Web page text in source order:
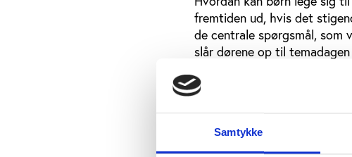
Samtykke
fremtiden ud, hvis det
de centrale spørgsmål, som
slår dørene op til
‘Move for Health’, hvis
Bredt program